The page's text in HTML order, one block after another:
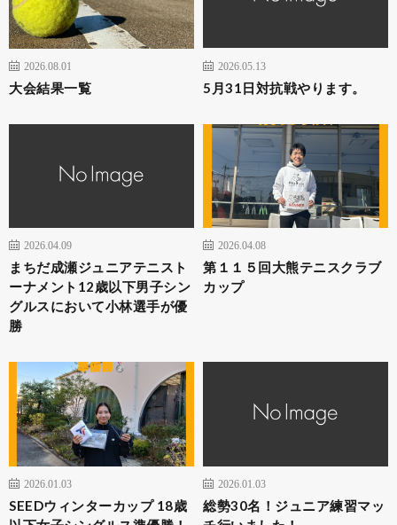
2026.08.01
大会結果一覧
2026.05.13
5月31日対抗戦やります。
2026.04.09
まちだ成瀬ジュニアテニスト
ーナメント12歳以下男子シン
グルスにおいて小林選手が優
勝
2026.04.08
第１１５回大熊テニスクラブ
カップ
2026.01.03
SEEDウィンターカップ 18歳
2026.01.03
総勢30名！ジュニア練習マッ